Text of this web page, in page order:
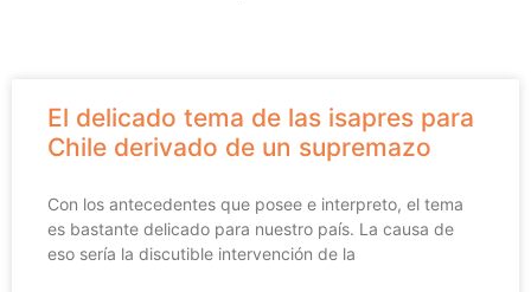
El delicado tema de las isapres para
Chile derivado de un supremazo
Con los antecedentes que posee e interpreto, el tema
es bastante delicado para nuestro país. La causa de
eso sería la discutible intervención de la